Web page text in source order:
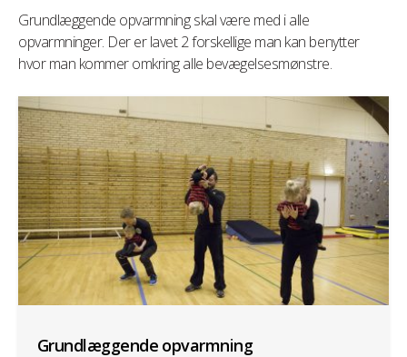
Grundlæggende opvarmning skal være med i alle
opvarmninger. Der er lavet 2 forskellige man kan benytter
hvor man kommer omkring alle bevægelsesmønstre.
Grundlæggende opvarmning